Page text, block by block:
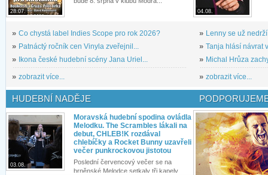
28.07.
» Co chystá label Indies Scope pro rok 2026?
» Patnáctý ročník cen Vinyla zveřejnil...
»
Ikona české hudební scény Jana Uriel...
» zobrazit více...
04.08.
» Lenny se už
» Tanja hlásí návrat
» Michal Hrůza
» zobrazit více...
HUDEBNÍ NADĚJE
03.08.
Moravská hudební spodina ovládla
Melodku. The Scrambles lákali na
debut, CHLEB!K rozdával
chlebíčky a Rocket Bunny uzavřeli
večer punkrockovou jistotou
Poslední červencový večer se na
brněnské Melodce setkaly tři kapely...